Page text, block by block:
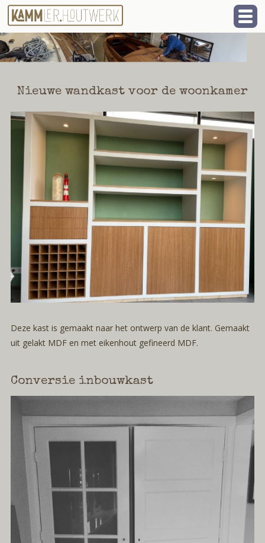
Nieuwe wandkast voor de woonkamer
Deze kast is gemaakt naar het ontwerp van de klant. Gemaakt
uit gelakt MDF en met eikenhout gefineerd MDF.
Conversie inbouwkast